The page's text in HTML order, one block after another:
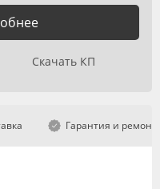
Скачать КП
Гарантия и ремонт